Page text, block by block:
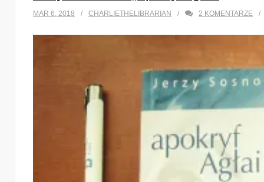
MAR 6, 2018 CHARLIETHELIBRARIAN 2 KOMENTARZE